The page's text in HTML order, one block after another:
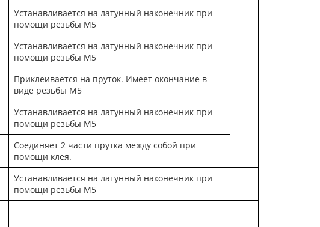
Устанавливается на латунный наконечник при
помощи резьбы М5
Устанавливается на латунный наконечник при
помощи резьбы М5
Приклеивается на пруток. Имеет окончание в
виде резьбы М5
Устанавливается на латунный наконечник при
помощи резьбы М5
Соединяет 2 части прутка между собой при
помощи клея.
Устанавливается на латунный наконечник при
помощи резьбы М5